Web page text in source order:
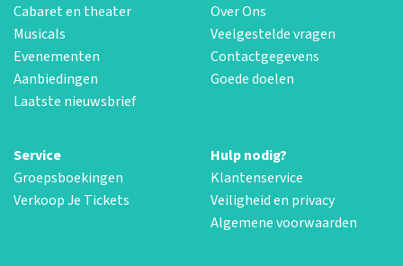
Cabaret en theater
Musicals
Evenementen
Aanbiedingen
Laatste nieuwsbrief
Over Ons
Veelgestelde vragen
Contactgegevens
Goede doelen
Service
Groepsboekingen
Verkoop Je Tickets
Hulp nodig?
Klantenservice
Veiligheid en privacy
Algemene voorwaarden